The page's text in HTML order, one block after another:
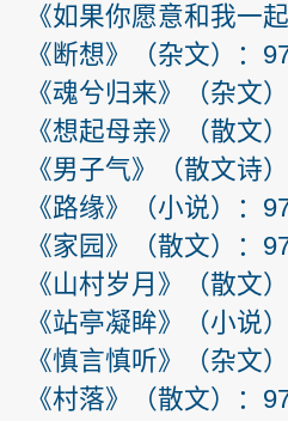
《如果你愿意和我一
《断想》（杂文）：
《魂兮归来》（杂文
《想起母亲》（散文
《男子气》（散文诗
《路缘》（小说）：
《家园》（散文）：
《山村岁月》（散文
《站亭凝眸》（小说
《慎言慎听》（杂文
《村落》（散文）：